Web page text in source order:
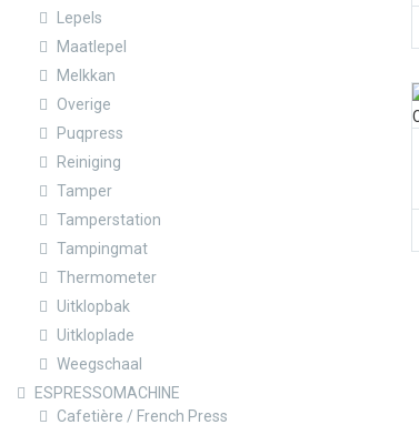
Lepels
Maatlepel
Melkkan
Overige
Puqpress
Reiniging
Tamper
Tamperstation
Tampingmat
Thermometer
Uitklopbak
Uitkloplade
Weegschaal
ESPRESSOMACHINE
Cafetière / French Press